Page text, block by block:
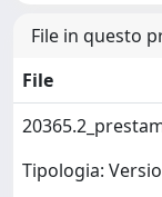
File in questo
File
Tipologia: